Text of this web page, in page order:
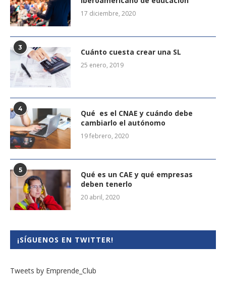
17 diciembre, 2020
3 Cuánto cuesta crear una SL
25 enero, 2019
4
Qué es el CNAE y cuándo debe
cambiarlo el autónomo
19 febrero, 2020
5
Qué es un CAE y qué empresas
deben tenerlo
20 abril, 2020
¡SÍGUENOS EN TWITTER!
Tweets by Emprende_Club